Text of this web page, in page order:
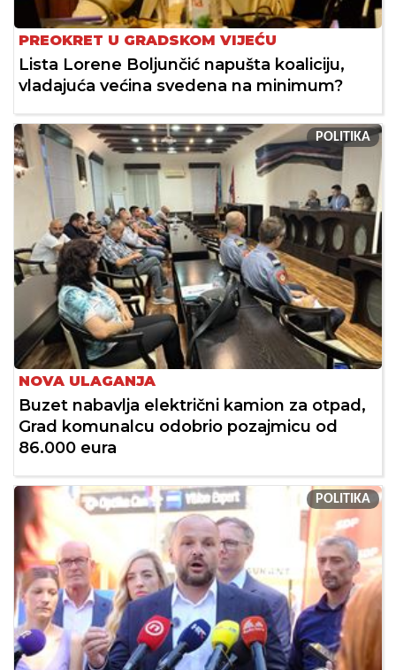
PREOKRET U GRADSKOM VIJEĆU
Lista Lorene Boljunčić napušta koaliciju,
vladajuća većina svedena na minimum?
POLITIKA
NOVA ULAGANJA
Buzet nabavlja električni kamion za otpad,
Grad komunalcu odobrio pozajmicu od
86.000 eura
POLITIKA